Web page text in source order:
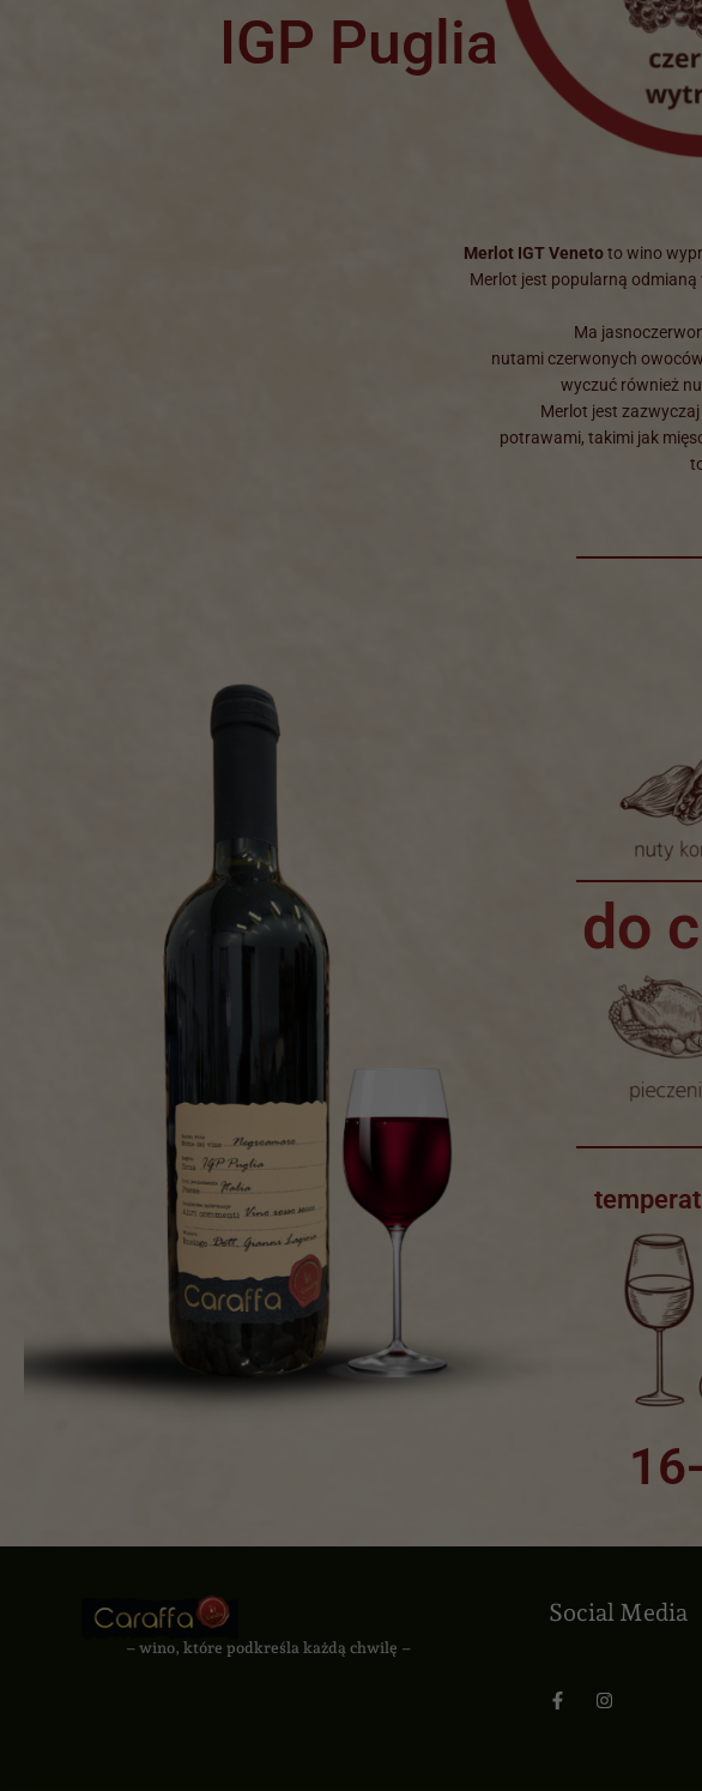
IGP Puglia
Merlot IGT Venetoto wino
Merlot jest popularną
Ma
nutami czerwonych
wyczuć również
Merlot jest
potrawami, takimi jak
do
– wino, które podkreśla każdą chwilę –
Social Media